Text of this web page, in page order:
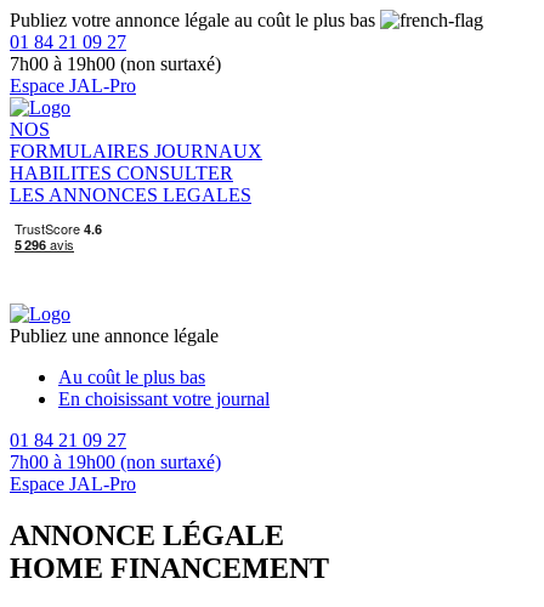
Publiez votre annonce légale au coût le plus bas
01 84 21 09 27
7h00 à 19h00 (non surtaxé)
Espace JAL-Pro
NOS
FORMULAIRES JOURNAUX
HABILITES CONSULTER
LES ANNONCES LEGALES
Publiez une annonce légale
Au coût le plus bas
En choisissant votre journal
01 84 21 09 27
7h00 à 19h00 (non surtaxé)
Espace JAL-Pro
ANNONCE LÉGALE
HOME FINANCEMENT